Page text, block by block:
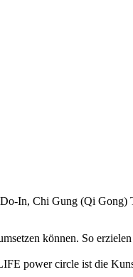
In, Chi Gung (Qi
können. So
power circle ist die